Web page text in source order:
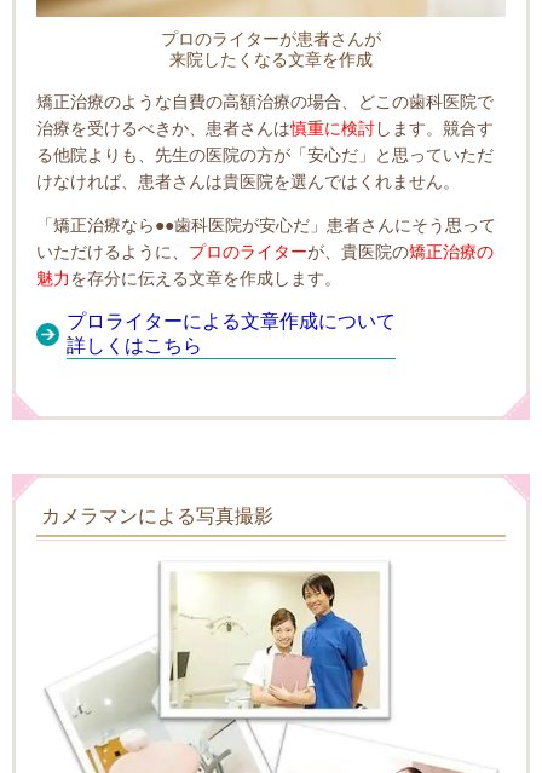
プロのライターが患者さんが
来院したくなる文章を作成
矯正治療のような自費の高額治療の場合、どこの歯科医院で
治療を受けるべきか、患者さんは慎重に検討します。競合す
る他院よりも、先生の医院の方が「安心だ」と思っていただ
けなければ、患者さんは貴医院を選んではくれません。
「矯正治療なら●●歯科医院が安心だ」患者さんにそう思って
いただけるように、 プロのライターが、貴医院の矯正治療の
魅力を存分に伝える文章を作成します。
プロライターによる文章作成について
詳しくはこちら
カメラマンによる写真撮影